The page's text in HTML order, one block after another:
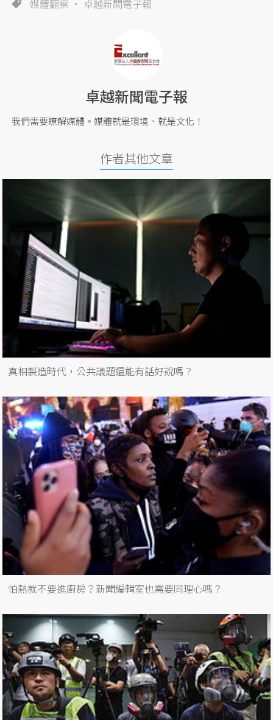
媒體觀察 卓越新聞電子報
卓越新聞電子報
我們需要瞭解媒體。媒體就是環境、就是文化！
作者其他文章
真相製造時代，公共議題還能有話好說嗎？
怕熱就不要進廚房？新聞編輯室也需要同理心嗎？